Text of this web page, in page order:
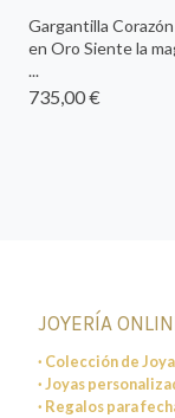
Gargantilla
en Oro Siente la
...
735,00 €
JOYERÍA
· Colección de
· Joyas
· Regalos para